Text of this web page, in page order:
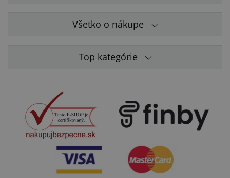
Všetko o nákupe
Top kategórie